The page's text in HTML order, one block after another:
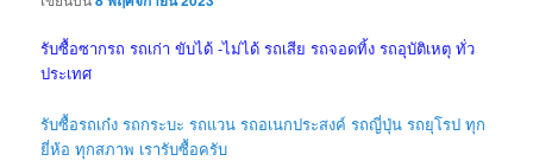
รับซื้อซากรถ รถเก่า ขับได้ -ไม่ได้ รถเสีย รถจอดทิ้ง รถอุบัติเหตุ ทั่ว
ประเทศ
รับซื้อรถเก๋ง รถกระบะ รถแวน รถอเนกประสงค์ รถญี่ปุ่น รถยุโรป ทุก
ยี่ห้อ ทุกสภาพ เรารับซื้อครับ